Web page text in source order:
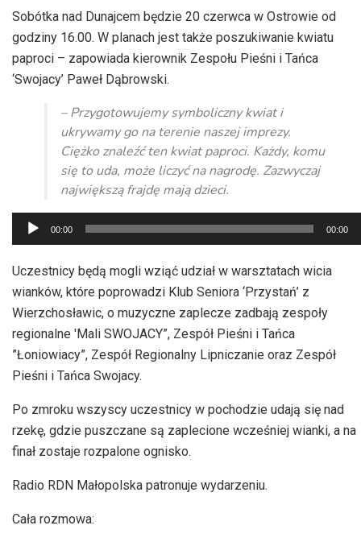
dźwiękowych
Sobótka nad Dunajcem będzie 20 czerwca w Ostrowie od
godziny 16.00. W planach jest także poszukiwanie kwiatu
paproci – zapowiada kierownik Zespołu Pieśni i Tańca
‘Swojacy’ Paweł Dąbrowski.
– Przygotowujemy symboliczny kwiat i
ukrywamy go na terenie naszej imprezy.
Ciężko znaleźć ten kwiat paproci. Każdy, komu
się to uda, może liczyć na nagrodę. Zazwyczaj
największą frajdę mają dzieci.
Odtwarzacz
plików
dźwiękowych
00:00 00:00
Uczestnicy będą mogli wziąć udział w warsztatach wicia
wianków, które poprowadzi Klub Seniora ‘Przystań’ z
Wierzchosławic, o muzyczne zaplecze zadbają zespoły
regionalne 'Mali SWOJACY”, Zespół Pieśni i Tańca
”Łoniowiacy”, Zespół Regionalny Lipniczanie oraz Zespół
Pieśni i Tańca Swojacy.
Po zmroku wszyscy uczestnicy w pochodzie udają się nad
rzekę, gdzie puszczane są zaplecione wcześniej wianki, a na
finał zostaje rozpalone ognisko.
Radio RDN Małopolska patronuje wydarzeniu.
Cała rozmowa: